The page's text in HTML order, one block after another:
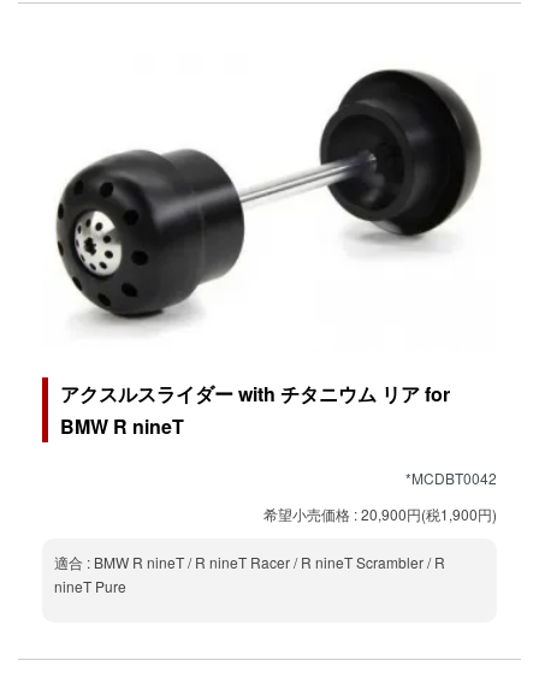
アクスルスライダー with チタニウム リア for
BMW R nineT
*MCDBT0042
希望小売価格 : 20,900円(税1,900円)
適合 : BMW R nineT / R nineT Racer / R nineT Scrambler / R
nineT Pure